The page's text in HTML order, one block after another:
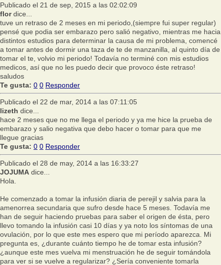
Publicado el 21 de sep, 2015 a las 02:02:09
flordice...
tuve un retraso de 2 meses en mi periodo,(siempre fui super regular)
pensé que podia ser embarazo pero salió negativo, mientras me hacia
distintos estudios para determinar la causa de mi problema, comencé
a tomar antes de dormir una taza de te de manzanilla, al quinto día de
tomar el te, volvio mi periodo! Todavía no terminé con mis estudios
medicos, así que no les puedo decir que provoco éste retraso!
saludos
Te gusta: 0 0 Responder
Publicado el 22 de mar, 2014 a las 07:11:05
lizeth dice...
hace 2 meses que no me llega el periodo y ya me hice la prueba de
embarazo y salio negativa que debo hacer o tomar para que me
llegue gracias
Te gusta: 0 0 Responder
Publicado el 28 de may, 2014 a las 16:33:27
JOJUMA dice...
Hola.
He comenzado a tomar la infusión diaria de perejil y salvia para la
amenorrea secundaria que sufro desde hace 5 meses. Todavía me
han de seguir haciendo pruebas para saber el origen de ésta, pero
llevo tomando la infusión casi 10 días y ya noto los síntomas de una
ovulación, por lo que este mes espero que mi período aparezca. Mi
pregunta es, ¿durante cuánto tiempo he de tomar esta infusión?
¿aunque este mes vuelva mi menstruación he de seguir tomándola
para ver si se vuelve a regularizar? ¿Sería conveniente tomarla